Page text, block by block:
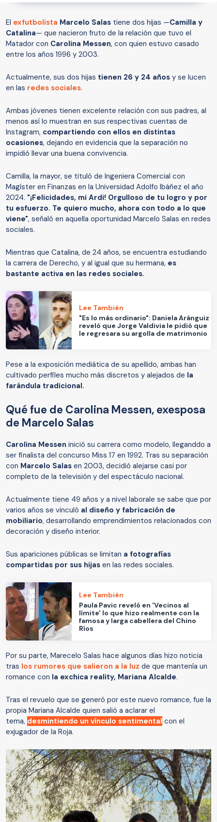
El exfutbolista Marcelo Salas tiene dos hijas —Camilla y
Catalina— que nacieron fruto de la relación que tuvo el
Matador con Carolina Messen, con quien estuvo casado
entre los años 1996 y 2003.
Actualmente, sus dos hijas tienen 26 y 24 años y se lucen
en las redes sociales.
Ambas jóvenes tienen excelente relación con sus padres, al
menos así lo muestran en sus respectivas cuentas de
Instagram, compartiendo con ellos en distintas
ocasiones, dejando en evidencia que la separación no
impidió llevar una buena convivencia.
Camilla, la mayor, se tituló de Ingeniera Comercial con
Magíster en Finanzas en la Universidad Adolfo Ibáñez el año
2024. "¡Felicidades, mi Ardi! Orgulloso de tu logro y por
tu esfuerzo. Te quiero mucho, ahora con todo a lo que
viene", señaló en aquella oportunidad Marcelo Salas en redes
sociales.
Mientras que Catalina, de 24 años, se encuentra estudiando
la carrera de Derecho, y al igual que su hermana, es
bastante activa en las redes sociales.
Lee También
"Es lo más ordinario": Daniela Aránguiz
reveló que Jorge Valdivia le pidió que
le regresara su argolla de matrimonio
Pese a la exposición mediática de su apellido, ambas han
cultivado perfiles mucho más discretos y alejados de la
farándula tradicional.
Qué fue de Carolina Messen, exesposa
de Marcelo Salas
Carolina Messen inició su carrera como modelo, lleganddo a
ser finalista del concurso Miss 17 en 1992. Tras su separación
con Marcelo Salas en 2003, decidió alejarse casi por
completo de la televisión y del espectáculo nacional.
Actualmente tiene 49 años y a nivel laborale se sabe que por
varios años se vinculó al diseño y fabricación de
mobiliario, desarrollando emprendimientos relacionados con
decoración y diseño interior.
Sus apariciones públicas se limitan a fotografías
compartidas por sus hijas en las redes sociales.
Lee También
Paula Pavic reveló en 'Vecinos al
límite' lo que hizo realmente con la
famosa y larga cabellera del Chino
Ríos
Por su parte, Marecelo Salas hace algunos días hizo noticia
tras los rumores que salieron a la luz de que mantenía un
romance con la exchica reality, Mariana Alcalde.
Tras el revuelo que se generó por este nuevo romance, fue la
propia Mariana Alcalde quien salió a aclarar el
tema, desmintiendo un vínculo sentimental con el
exjugador de la Roja.